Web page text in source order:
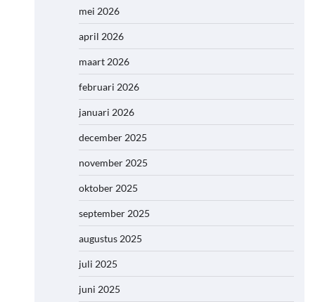
mei 2026
april 2026
maart 2026
februari 2026
januari 2026
december 2025
november 2025
oktober 2025
september 2025
augustus 2025
juli 2025
juni 2025